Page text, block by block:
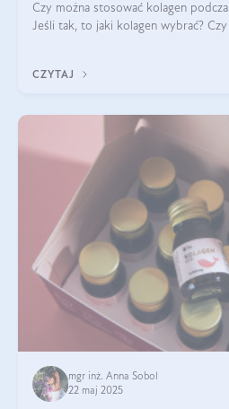
Czy można stosować kolagen
Jeśli tak, to jaki kolagen wybrać?
CZYTAJ
mgr inż. Anna Sobol
22 maj 2025